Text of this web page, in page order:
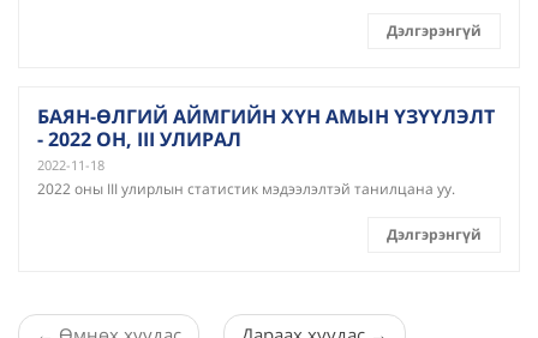
Дэлгэрэнгүй
БАЯН-ӨЛГИЙ АЙМГИЙН ХҮН АМЫН ҮЗҮҮЛЭЛТ
- 2022 ОН, III УЛИРАЛ
2022-11-18
2022 оны III улирлын статистик мэдээлэлтэй танилцана уу.
Дэлгэрэнгүй